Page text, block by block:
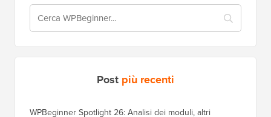
Post più recenti
WPBeginner Spotlight 26: Analisi dei moduli, altri